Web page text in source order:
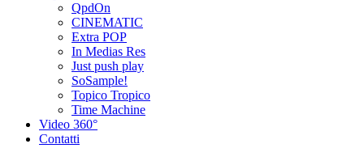
QpdOn
CINEMATIC
Extra POP
In Medias Res
Just push play
SoSample!
Topico Tropico
Time Machine
Video 360°
Contatti